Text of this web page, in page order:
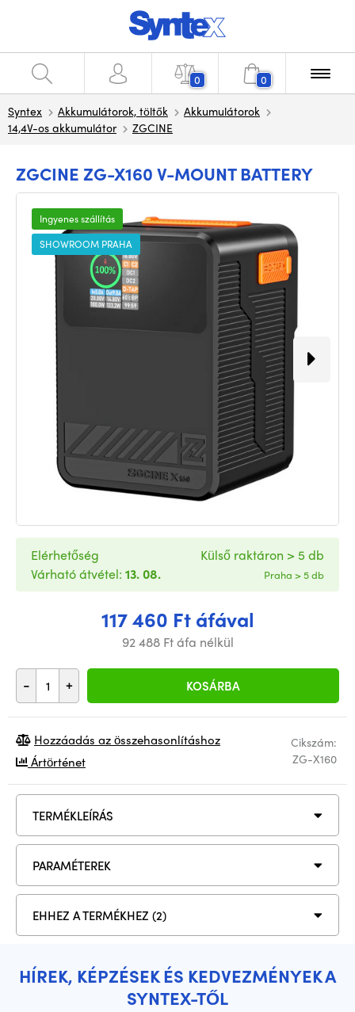
0 0
Syntex Akkumulátorok, töltők
Akkumulátorok
14,4V-os akkumulátor
ZGCINE
ZGCINE ZG-X160 V-MOUNT BATTERY
Ingyenes szállítás
SHOWROOM PRAHA
117 460 Ft áfával
92 488 Ft áfa nélkül
- + KOSÁRBA
Elérhetőség
Várható átvétel: 13. 08.
Külső raktáron > 5 db
Praha > 5 db
Cikszám:
ZG-X160
Hozzáadás az összehasonlításhoz
Ártörténet
TERMÉKLEÍRÁS
PARAMÉTEREK
EHHEZ A TERMÉKHEZ (2)
HÍREK, KÉPZÉSEK ÉS KEDVEZMÉNYEK A
SYNTEX-TŐL